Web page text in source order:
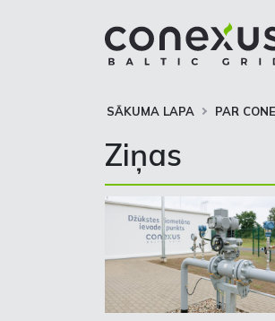
SĀKUMA LAPA PAR
Ziņas